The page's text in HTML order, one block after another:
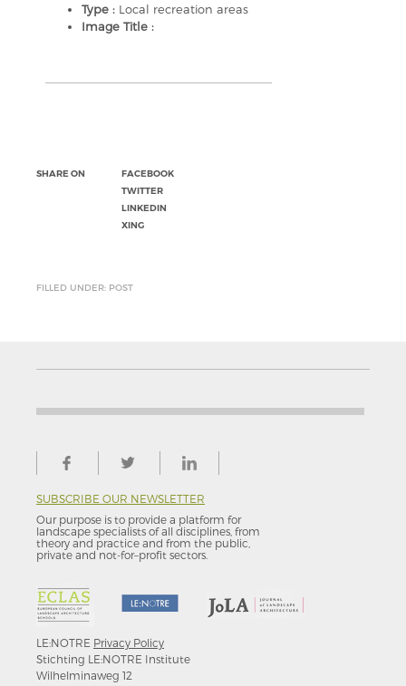
Type : Local recreation areas
Image Title :
SHARE ON
FACEBOOK
TWITTER
LINKEDIN
XING
FILLED UNDER: POST
SUBSCRIBE OUR NEWSLETTER
Our purpose is to provide a platform for
landscape specialists of all disciplines, from
theory and practice and from the public,
private and not-for–profit sectors.
LE:NOTRE Privacy Policy
Stichting LE:NOTRE Institute
Wilhelminaweg 12